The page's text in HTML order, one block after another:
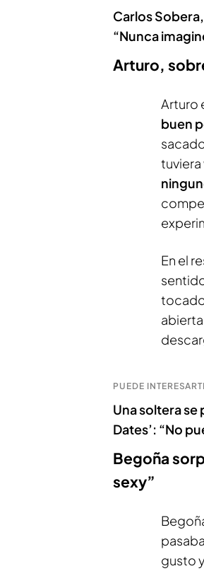
Carlos
“Nunca
Arturo,
Arturo
buen
tuviera
En el
tocado
PUEDE
Una soltera se
Dates’: “No
Begoña
sexy”
gusto